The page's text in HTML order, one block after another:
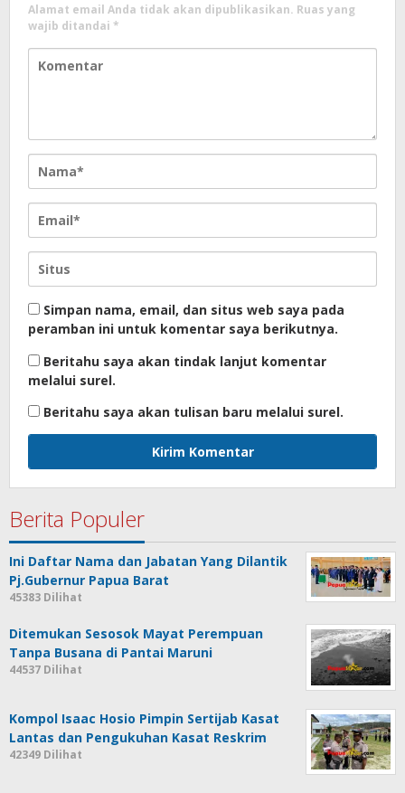
Alamat email Anda tidak akan dipublikasikan. Ruas yang
wajib ditandai *
Simpan nama, email, dan situs web saya pada
peramban ini untuk komentar saya berikutnya.
Beritahu saya akan tindak lanjut komentar
melalui surel.
Beritahu saya akan tulisan baru melalui surel.
Berita Populer
Ini Daftar Nama dan Jabatan Yang Dilantik
Pj.Gubernur Papua Barat
45383 Dilihat
Ditemukan Sesosok Mayat Perempuan
Tanpa Busana di Pantai Maruni
44537 Dilihat
Kompol Isaac Hosio Pimpin Sertijab Kasat
Lantas dan Pengukuhan Kasat Reskrim
42349 Dilihat